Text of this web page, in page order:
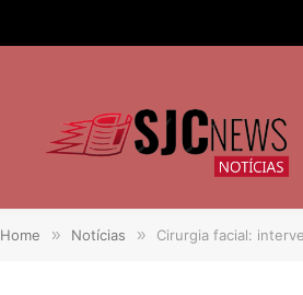
Home » Notícias » Cirurgia facial: